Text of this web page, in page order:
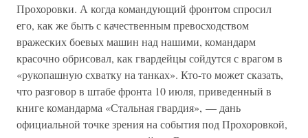
Прохоровки. А когда командующий фронтом спросил
его, как же быть с качественным превосходством
вражеских боевых машин над нашими, командарм
красочно обрисовал, как гвардейцы сойдутся с врагом в
«рукопашную схватку на танках». Кто-то может сказать,
что разговор в штабе фронта 10 июля, приведенный в
книге командарма «Стальная гвардия», — дань
официальной точке зрения на события под Прохоровкой,